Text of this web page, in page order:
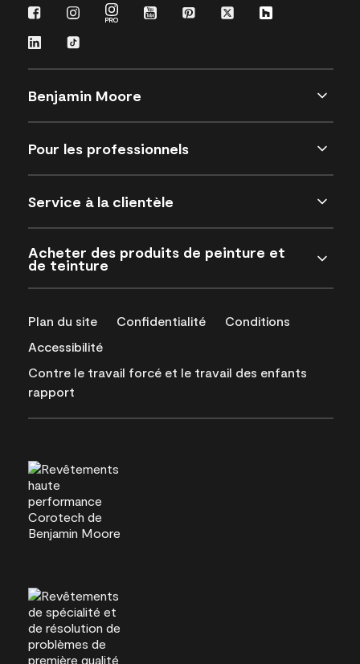
Benjamin Moore
Pour les professionnels
Service à la clientèle
Acheter des produits de peinture et
de teinture
Plan du site Confidentialité
Conditions
Accessibilité
Contre le travail forcé et le travail des enfants
rapport